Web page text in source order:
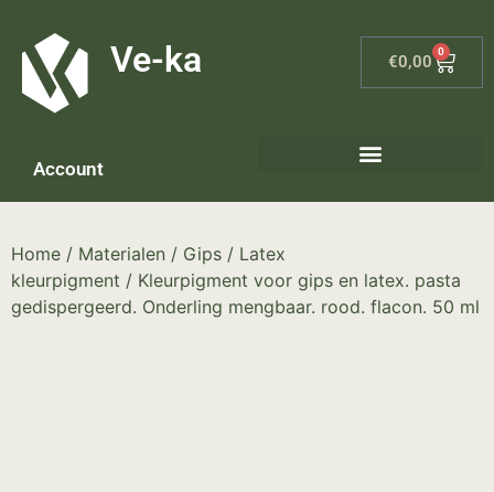
Ve-ka €0,00
0
Account
Home / Materialen / Gips / Latex
kleurpigment / Kleurpigment voor gips en latex. pasta
gedispergeerd. Onderling mengbaar. rood. flacon. 50 ml